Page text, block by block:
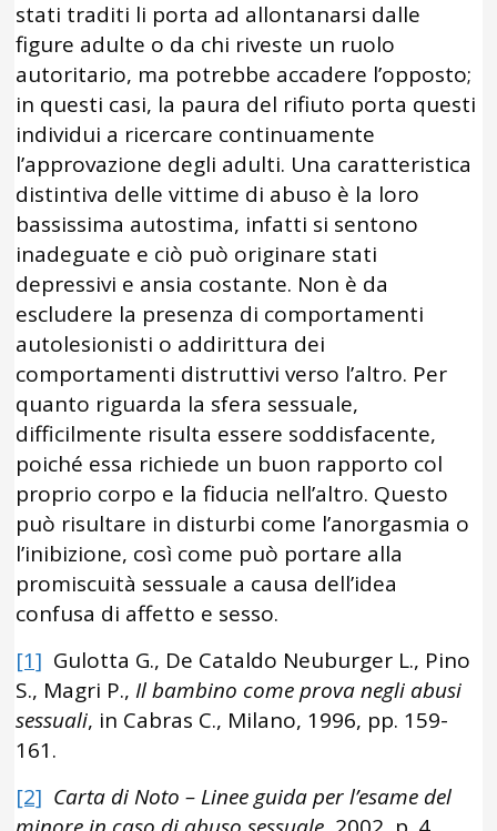
stati traditi li porta ad allontanarsi dalle
figure adulte o da chi riveste un ruolo
autoritario, ma potrebbe accadere l’opposto;
in questi casi, la paura del rifiuto porta questi
individui a ricercare continuamente
l’approvazione degli adulti. Una caratteristica
distintiva delle vittime di abuso è la loro
bassissima autostima, infatti si sentono
inadeguate e ciò può originare stati
depressivi e ansia costante. Non è da
escludere la presenza di comportamenti
autolesionisti o addirittura dei
comportamenti distruttivi verso l’altro. Per
quanto riguarda la sfera sessuale,
difficilmente risulta essere soddisfacente,
poiché essa richiede un buon rapporto col
proprio corpo e la fiducia nell’altro. Questo
può risultare in disturbi come l’anorgasmia o
l’inibizione, così come può portare alla
promiscuità sessuale a causa dell’idea
confusa di affetto e sesso.
[1] Gulotta G., De Cataldo Neuburger L., Pino
S., Magri P., Il bambino come prova negli abusi
sessuali, in Cabras C., Milano, 1996, pp. 159-
161.
[2] Carta di Noto – Linee guida per l’esame del